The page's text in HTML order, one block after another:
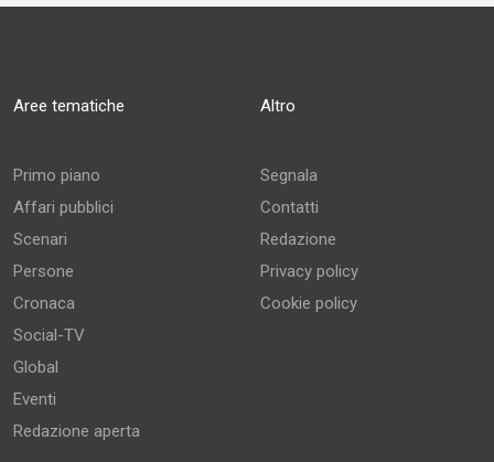
Aree tematiche
Primo piano
Affari pubblici
Scenari
Persone
Cronaca
Social-TV
Global
Eventi
Redazione aperta
Altro
Segnala
Contatti
Redazione
Privacy policy
Cookie policy